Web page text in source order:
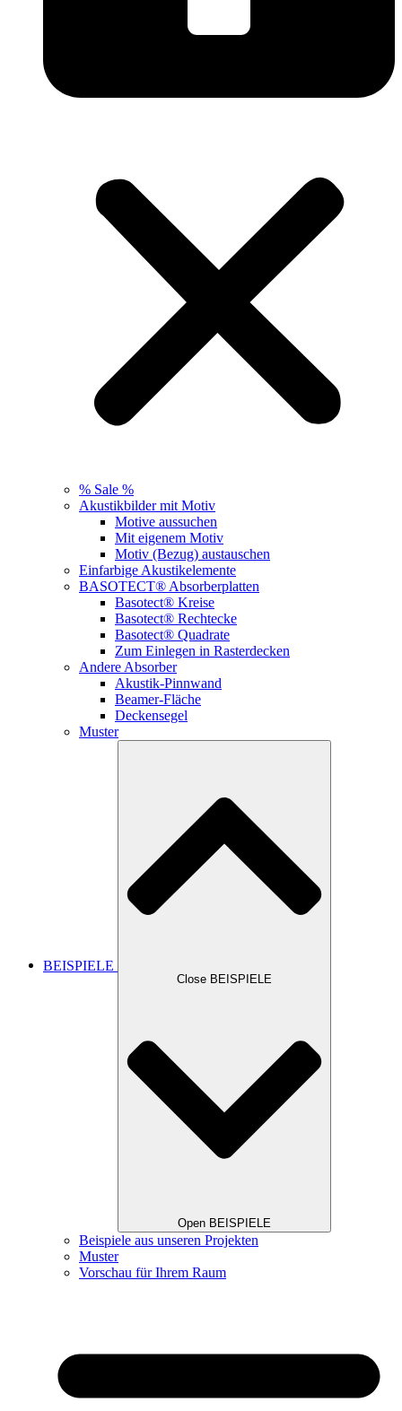
% Sale %
Akustikbilder mit Motiv
Motive aussuchen
Mit eigenem Motiv
Motiv (Bezug) austauschen
Einfarbige Akustikelemente
BASOTECT® Absorberplatten
Basotect® Kreise
Basotect® Rechtecke
Basotect® Quadrate
Zum Einlegen in Rasterdecken
Andere Absorber
Akustik-Pinnwand
Beamer-Fläche
Deckensegel
Muster
BEISPIELE
Close BEISPIELE
Open BEISPIELE
Beispiele aus unseren Projekten
Muster
Vorschau für Ihrem Raum